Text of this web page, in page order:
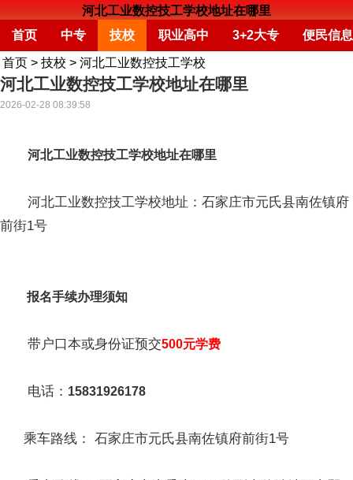
河北工业数控技工学校地址在哪里
首页
中专 技校 职业高中 3+2大专 便民信息
首页 > 技校 > 河北工业数控技工学校
河北工业数控技工学校地址在哪里
2026-02-28 08:39:58
河北工业数控技工学校地址在哪里
河北工业数控技工学校地址：石家庄市元氏县南佐镇府
前街1号
报名手续办理须知
带户口本或身份证预交500元学费
电话： 15831926178
乘车路线： 石家庄市元氏县南佐镇府前街1号